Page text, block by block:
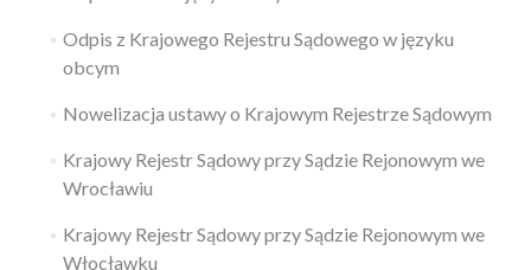
Odpis z Krajowego Rejestru Sądowego w języku
obcym
Nowelizacja ustawy o Krajowym Rejestrze Sądowym
Krajowy Rejestr Sądowy przy Sądzie Rejonowym we
Wrocławiu
Krajowy Rejestr Sądowy przy Sądzie Rejonowym we
Włocławku